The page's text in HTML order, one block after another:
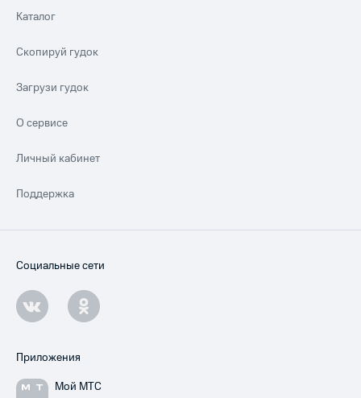
Каталог
Скопируй гудок
Загрузи гудок
О сервисе
Личный кабинет
Поддержка
Социальные сети
Приложения
Мой МТС